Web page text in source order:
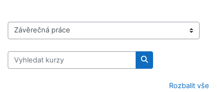
Kategorie kurzů
Vyhledat kurzy
Vyhledat kurzy
Rozbalit vše